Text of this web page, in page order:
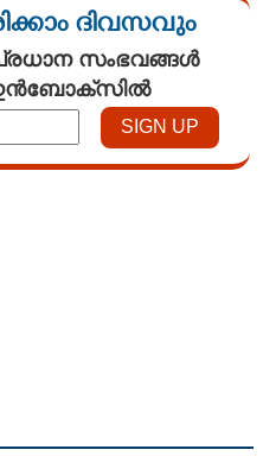
ദിവസവും
സംഭവങ്ങൾ